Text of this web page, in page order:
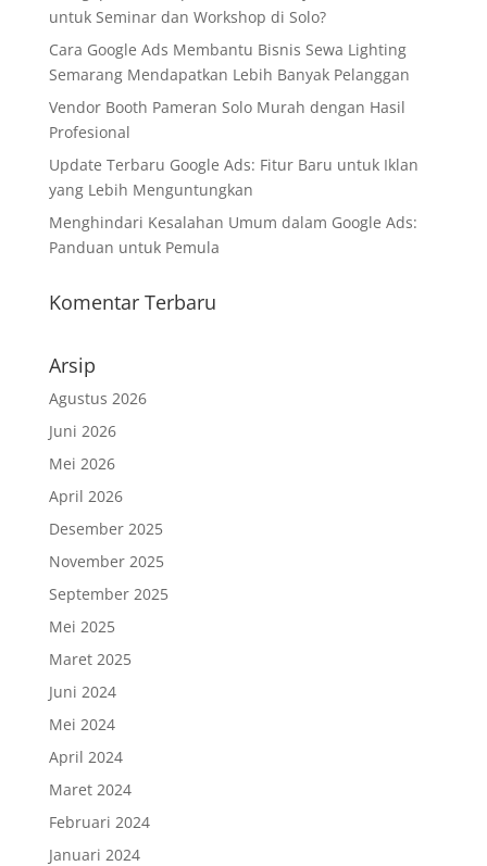
untuk Seminar dan Workshop di Solo?
Cara Google Ads Membantu Bisnis Sewa Lighting
Semarang Mendapatkan Lebih Banyak Pelanggan
Vendor Booth Pameran Solo Murah dengan Hasil
Profesional
Update Terbaru Google Ads: Fitur Baru untuk Iklan
yang Lebih Menguntungkan
Menghindari Kesalahan Umum dalam Google Ads:
Panduan untuk Pemula
Komentar Terbaru
Arsip
Agustus 2026
Juni 2026
Mei 2026
April 2026
Desember 2025
November 2025
September 2025
Mei 2025
Maret 2025
Juni 2024
Mei 2024
April 2024
Maret 2024
Februari 2024
Januari 2024